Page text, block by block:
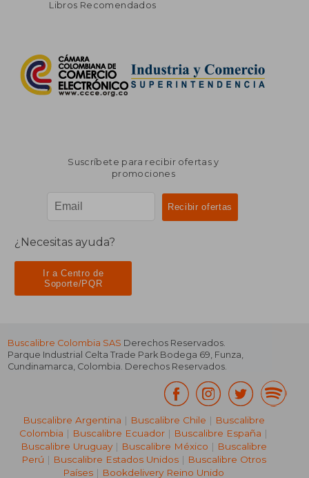
Libros Recomendados
Suscríbete para recibir ofertas y
promociones
¿Necesitas ayuda?
Ir a Centro de
Soporte/PQR
Buscalibre Colombia SAS Derechos Reservados.
Parque Industrial Celta Trade Park Bodega 69, Funza,
Cundinamarca, Colombia. Derechos Reservados.
Buscalibre Argentina | Buscalibre Chile | Buscalibre
Colombia | Buscalibre Ecuador | Buscalibre España |
Buscalibre Uruguay| Buscalibre México | Buscalibre
Perú | Buscalibre Estados Unidos| Buscalibre Otros
Países | Bookdelivery Reino Unido